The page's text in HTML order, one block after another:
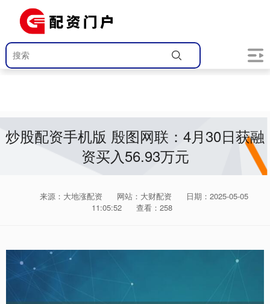
炒股配资手机版 殷图网联：4月30日获融
资买入56.93万元
来源：大地涨配资 网站：大财配资
日期：2025-05-05
11:05:52
查看：258